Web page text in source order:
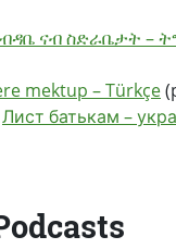
ናብ ስድራቤታት –
mektup – Türkçe
Лист батькам –